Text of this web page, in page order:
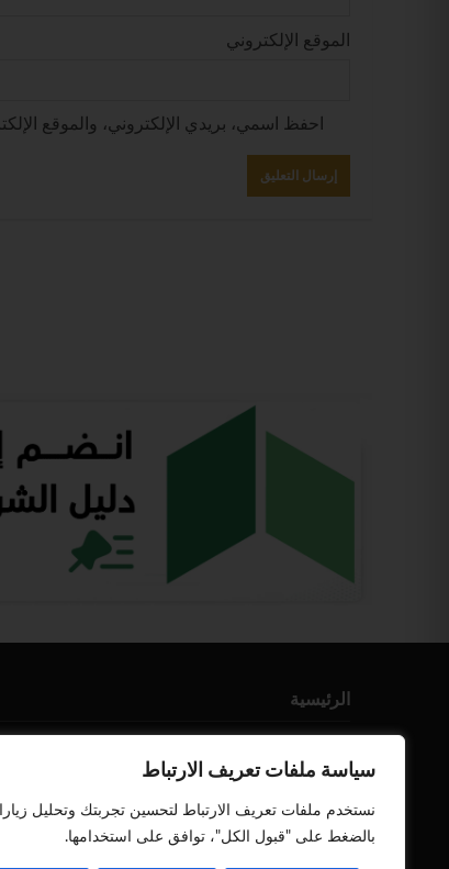
سياسة ملفات تعريف الارتباط
نستخدم ملفات تعريف الارتباط لتحسين تجربتك وتحليل
بالضغط على "قبول الكل"، توافق على استخدامها.
الموقع الإلكتروني
احفظ اسمي، بريدي الإلكتروني، والموقع
الرئيسية
أعلن معنا